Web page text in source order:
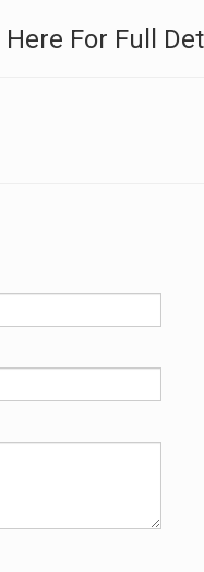
Here For Full